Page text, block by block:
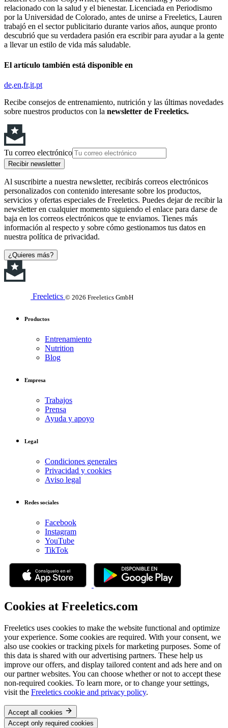
relacionado con la salud y el bienestar. Licenciada en Periodismo
por la Universidad de Colorado, antes de unirse a Freeletics, Lauren
trabajó en el sector publicitario durante varios años, aunque pronto
descubrió que su verdadera pasión era escribir para ayudar a la gente
a llevar un estilo de vida más saludable.
El artículo también está disponible en
de en fr it pt
Recibe consejos de entrenamiento, nutrición y las últimas novedades
sobre nuestros productos con la newsletter de Freeletics.
Tu correo electrónico
Recibir newsletter
Al suscribirte a nuestra newsletter, recibirás correos electrónicos
personalizados con contenido interesante sobre los productos,
servicios y ofertas especiales de Freeletics. Puedes dejar de recibir la
newsletter en cualquier momento siguiendo el enlace para darse de
baja en los correos electrónicos que te enviamos. Tienes más
información al respecto y sobre cómo gestionamos tus datos en
nuestra política de privacidad.
¿Quieres más?
Freeletics © 2026 Freeletics GmbH
Productos
Entrenamiento
Nutrition
Blog
Empresa
Trabajos
Prensa
Ayuda y apoyo
Legal
Condiciones generales
Privacidad y cookies
Aviso legal
Redes sociales
Facebook
Instagram
YouTube
TikTok
Cookies at Freeletics.com
Freeletics uses cookies to make the website functional and optimize
your experience. Some cookies are required. With your consent, we
also use cookies or tracking pixels for marketing purposes. Some of
this data is shared with our advertising partners. These help us
improve our offers, and display tailored content and ads here and on
our partner websites. You can choose whether or not to accept these
non-required cookies. To learn more, or to change your settings,
visit the Freeletics cookie and privacy policy.
Accept all cookies
Accept only required cookies